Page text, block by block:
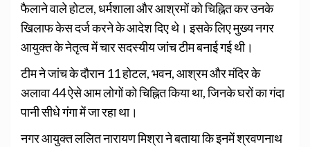
फैलाने वाले होटल, धर्मशाला और आश्रमों को चिह्नित कर उनके
खिलाफ केस दर्ज करने के आदेश दिए थे। इसके लिए मुख्य नगर
आयुक्त के नेतृत्व में चार सदस्यीय जांच टीम बनाई गई थी।
टीम ने जांच के दौरान 11 होटल, भवन, आश्रम और मंदिर के
अलावा 44 ऐसे आम लोगों को चिह्नित किया था, जिनके घरों का गंदा
पानी सीधे गंगा में जा रहा था।
नगर आयुक्त ललित नारायण मिश्रा ने बताया कि इनमें श्रवणनाथ